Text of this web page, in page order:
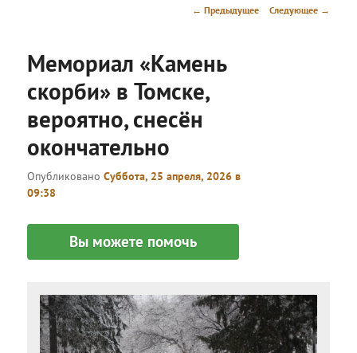
Навигация
← Предыдущее Следующее →
Мемориал «Камень
скорби» в Томске,
вероятно, снесён
окончательно
ОпубликованоСуббота, 25 апреля, 2026 в
09:38
Вы можете помочь